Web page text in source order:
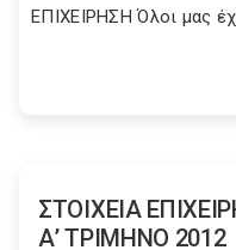
ΕΠΙΧΕΙΡΗΣΗ Όλοι μας
ΣΤΟΙΧΕΙΑ
Α’ ΤΡΙΜΗΝΟ 2012